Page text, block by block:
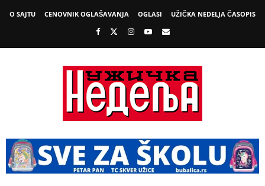
O SAJTU CENOVNIK OGLAŠAVANJA OGLASI UŽIČKA NEDELJA ČASOPIS